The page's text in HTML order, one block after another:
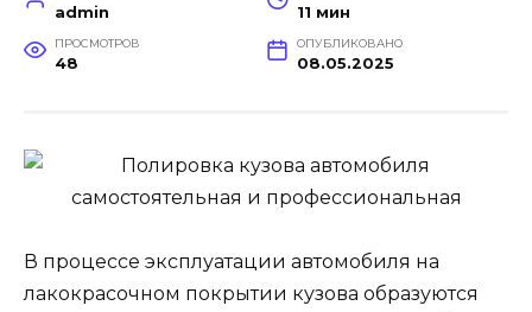
admin 11 мин
ПРОСМОТРОВ
48
ОПУБЛИКОВАНО
08.05.2025
В процессе эксплуатации автомобиля на
лакокрасочном покрытии кузова образуются